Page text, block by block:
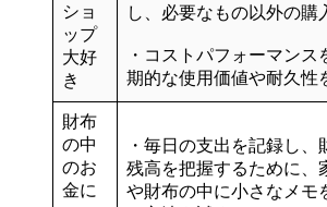
ショ
ップ
大好
き
し、必要なもの以外の購
・コストパフォーマンス
期的な使用価値や耐久性
財布
の中
のお
金に
・ 毎日の支出を記録し、
残高を把握するために、
や財布の中に小さなメモ